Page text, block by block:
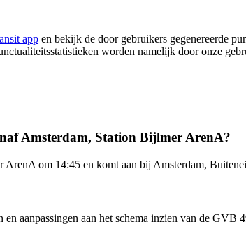
app en bekijk de door gebruikers gegenereerde
worden namelijk door onze
Amsterdam, Station Bijlmer ArenA?
om 14:45 en komt aan bij Amsterdam,
aanpassingen aan het schema inzien van de GVB